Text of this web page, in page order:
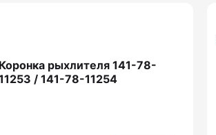
Коронка рыхлителя 141-78-
/ 141-78-11254